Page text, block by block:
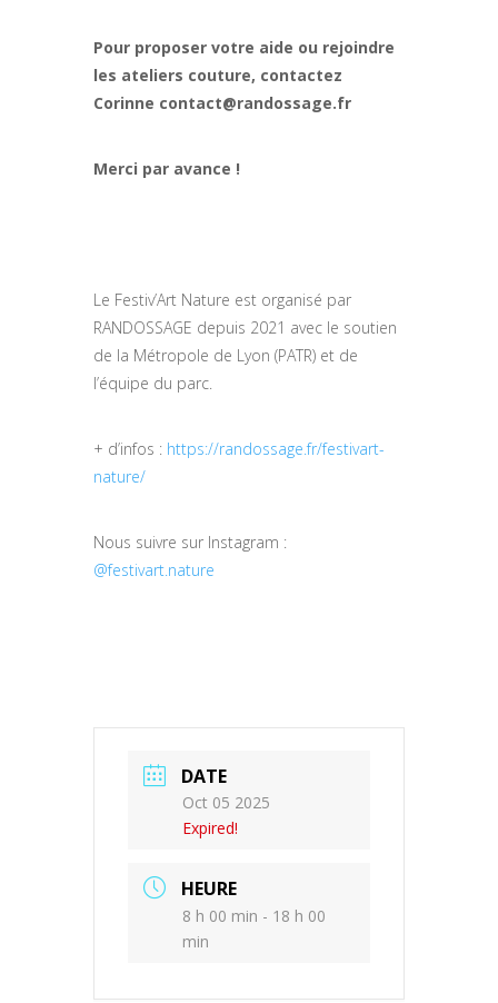
Pour proposer votre aide ou rejoindre
les ateliers couture, contactez
Corinne contact@randossage.fr
Merci par avance !
Le Festiv’Art Nature est organisé par
RANDOSSAGE depuis 2021 avec le soutien
de la Métropole de Lyon (PATR) et de
l’équipe du parc.
+ d’infos : https://randossage.fr/festivart-
nature/
Nous suivre sur Instagram :
@festivart.nature
DATE
Oct 05 2025
Expired!
HEURE
8 h 00 min - 18 h 00
min